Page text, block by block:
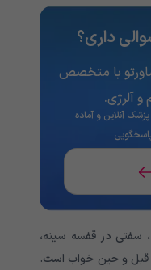
داری؟
با متخصص
آلرژی.
بیش از ۱۱۲ پزشک آنلاین و آماده
سفتی در قفسه سینه،
و حین خواب است.